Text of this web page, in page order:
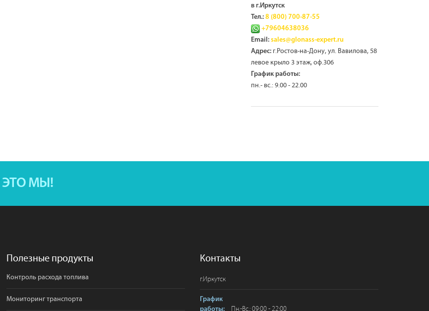
в г.Иркутск
Тел.: 8 (800) 700-87-55
+79604638036
Email: sales@glonass-expert.ru
Адрес:г.Ростов-на-Дону, ул. Вавилова, 58
левое крыло 3 этаж, оф.306
График работы:
пн.- вс.: 9.00 - 22.00
ЭТО МЫ!
Полезные продукты
Контроль расхода топлива
Мониторинг транспорта
Контакты
г.Иркутск
График
работы:
Пн.-Вс.: 09:00 - 22:00